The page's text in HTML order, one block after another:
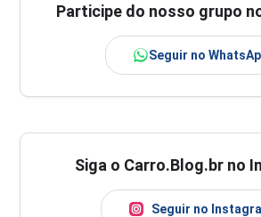
Participe do nosso grupo
Seguir no
Siga o Carro.Blog.br no
Seguir no